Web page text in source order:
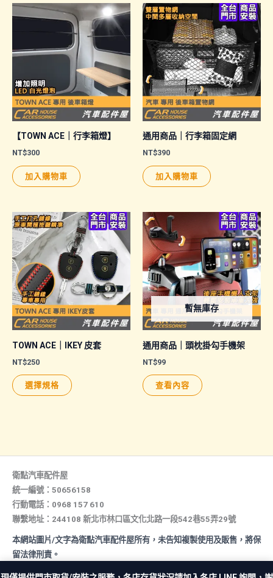
【TOWN ACE｜行李箱燈】
NT$300
加入購物車
通用商品｜行李箱固定網
NT$390
加入購物車
TOWN ACE｜IKEY 皮套
NT$250
選擇規格
種
式。
可
在
產
暫無庫存
通用商品｜頭枕掛勾手機架
NT$99
查看內容
衛點汽車配件屋
統一編號：50656158
行動電話：0968 157 610
聯繫地址：244108 新北市林口區文化北路一段542巷55弄29號
本網站圖片/文字為衛點汽車配件屋所有，未告知複製使用及販售，將保
留法律刑責。